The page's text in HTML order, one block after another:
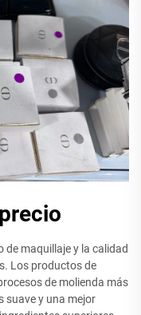
de maquillaje y la calidad
Los productos de
de molienda más
suave y una mejor